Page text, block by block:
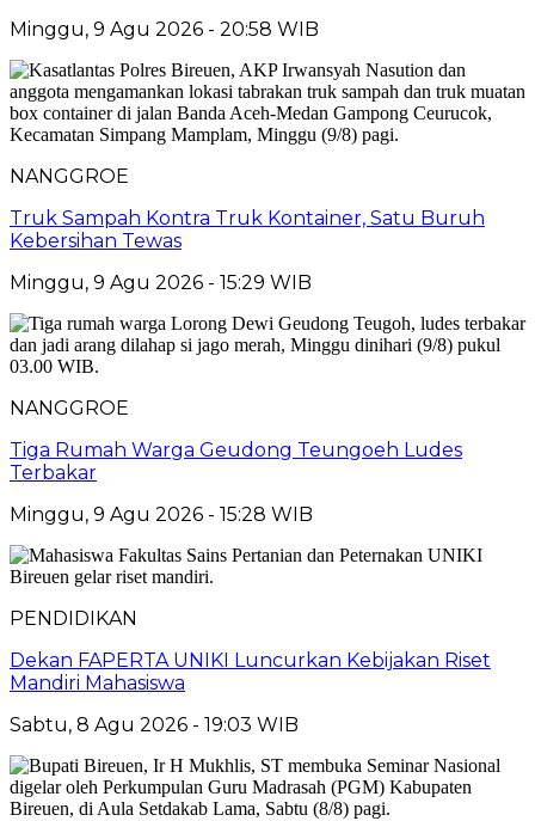
Minggu, 9 Agu 2026 - 20:58 WIB
NANGGROE
Truk Sampah Kontra Truk Kontainer, Satu Buruh
Kebersihan Tewas
Minggu, 9 Agu 2026 - 15:29 WIB
NANGGROE
Tiga Rumah Warga Geudong Teungoeh Ludes
Terbakar
Minggu, 9 Agu 2026 - 15:28 WIB
PENDIDIKAN
Dekan FAPERTA UNIKI Luncurkan Kebijakan Riset
Mandiri Mahasiswa
Sabtu, 8 Agu 2026 - 19:03 WIB